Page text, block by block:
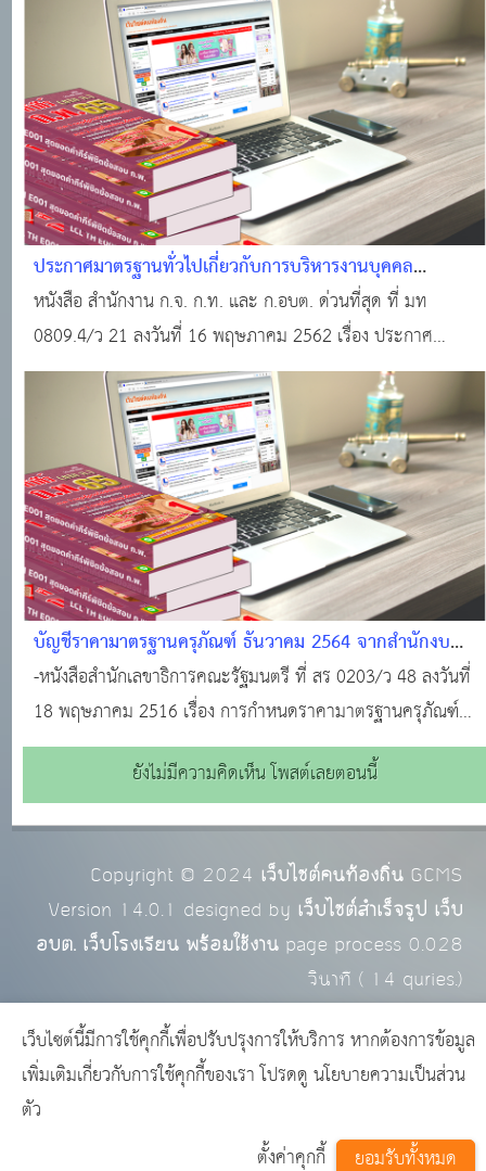
(ลาได้ 120 วัน) 6 ลาเข้ารับการตรวจเลือก หรือเข้ารับการเตรียม
พล 7 ลาไปศึกษา ฝึก
ประกาศมาตรฐานทั่วไปเกี่ยวกับการบริหารงานบุคคล
ข้าราชการครู และบุคลากรทางการศึกษาองค์การบริหารส่วน
จังหวัด เทศบาล และองค์การบริหารส่วนตำบล ลงวันที่ 16
พฤษภาคม 2562
หนังสือ สำนักงาน ก.จ. ก.ท. และ ก.อบต. ด่วนที่สุด ที่ มท
0809.4/ว 21 ลงวันที่ 16 พฤษภาคม 2562 เรื่อง ประกาศ
มาตรฐานทั่วไปเกี่ยวกับการบริหารงานบุคคลข้าราชการครู และ
บุคลากรทางการศึกษาองค์การบริหารส่วนจังหวัด เทศบาล และ
องค์การบริหารส่วนตำบล ลงวันที่ 16 พฤษภาคม
บัญชีราคามาตรฐานครุภัณฑ์ ธันวาคม 2564 จากสำนักงบ
ประมาณ
-หนังสือสำนักเลขาธิการคณะรัฐมนตรี ที่ สร 0203/ว 48 ลงวันที่
18 พฤษภาคม 2516 เรื่อง การกำหนดราคามาตรฐานครุภัณฑ์
และบ้านพักข้าราชการ -หนังสือสำนักเลขาธิการคณะรัฐมนตรี
ด่วนที่สุด ที่ นร 0505/ว 28 ลงวันที่ 19 กุมภาพันธ์ 2556 เรื่อง
การปรับปรุงหลักเกณฑ์ แนวทาง
ยังไม่มีความคิดเห็น โพสต์เลยตอนนี้
Copyright © 2024 เว็บไซต์คนท้องถิ่นGCMS
Version 14.0.1 designed by เว็บไซต์สำเร็จรูป เว็บ
อบต. เว็บโรงเรียน พร้อมใช้งานpage process 0.028
วินาที ( 14 quries.)
เว็บไซต์นี้มีการใช้คุกกี้เพื่อปรับปรุงการให้บริการ หากต้องการข้อมูล
เพิ่มเติมเกี่ยวกับการใช้คุกกี้ของเรา โปรดดูนโยบายความเป็นส่วน
ตัว
ตั้งค่าคุกกี้
ยอมรับทั้งหมด